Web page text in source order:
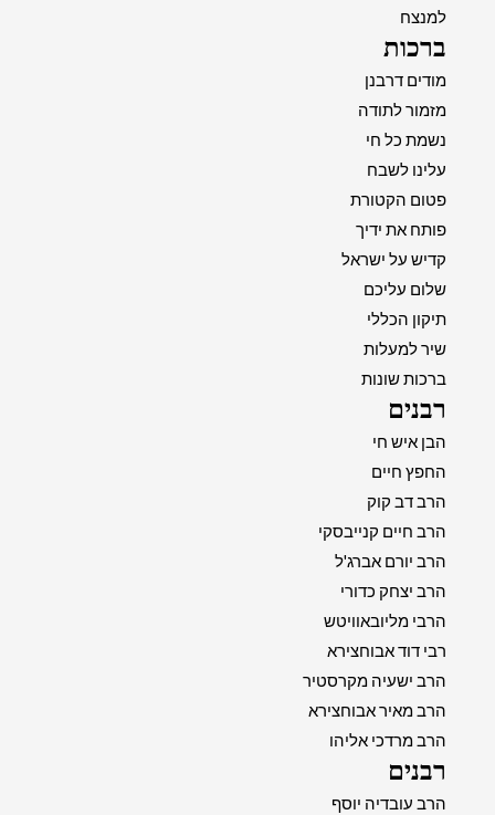
למנצח
ברכות
מודים דרבנן
מזמור לתודה
נשמת כל חי
עלינו לשבח
פטום הקטורת
פותח את ידיך
קדיש על ישראל
שלום עליכם
תיקון הכללי
שיר למעלות
ברכות שונות
רבנים
הבן איש חי
החפץ חיים
הרב דב קוק
הרב חיים קנייבסקי
הרב יורם אברג'ל
הרב יצחק כדורי
הרבי מליובאוויטש
רבי דוד אבוחצירא
הרב ישעיה מקרסטיר
הרב מאיר אבוחצירא
הרב מרדכי אליהו
רבנים
הרב עובדיה יוסף